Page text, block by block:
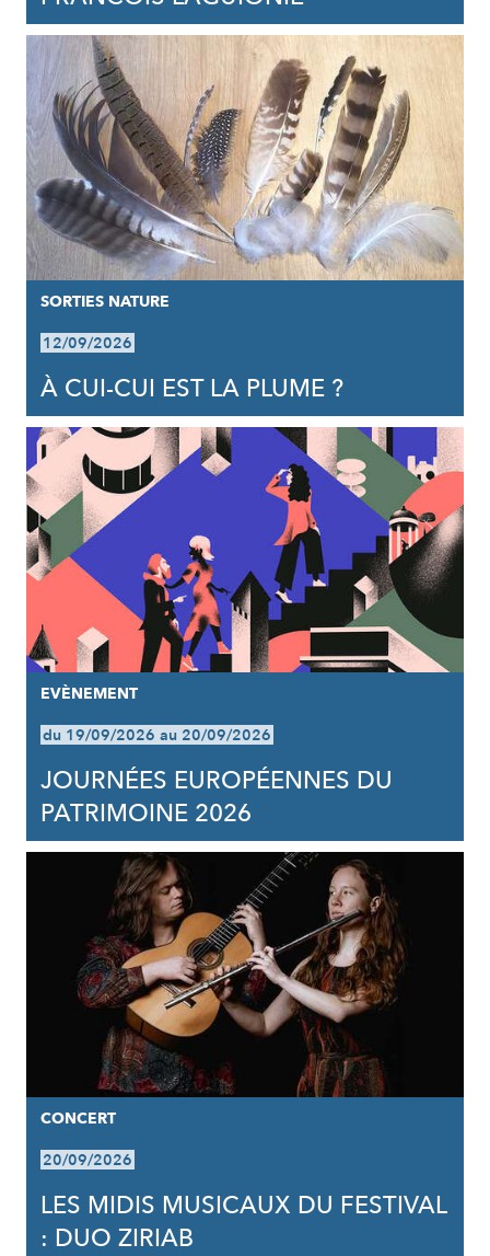
SORTIES NATURE
12/09/2026
À CUI-CUI EST LA PLUME ?
EVÈNEMENT
du 19/09/2026 au 20/09/2026
JOURNÉES EUROPÉENNES DU
PATRIMOINE 2026
CONCERT
20/09/2026
LES MIDIS MUSICAUX DU FESTIVAL
: DUO ZIRIAB